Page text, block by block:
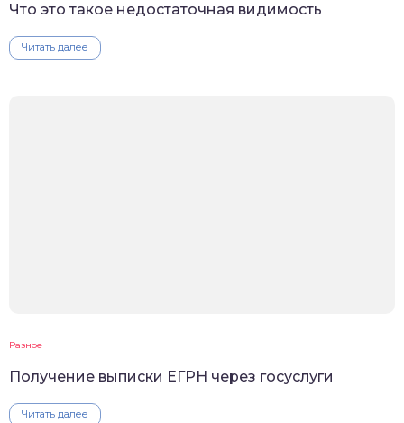
Что это такое недостаточная видимость
Читать далее
Разное
Получение выписки ЕГРН через госуслуги
Читать далее